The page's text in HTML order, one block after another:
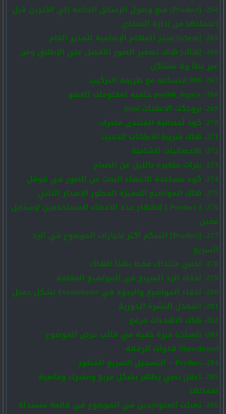
264- [Product] منع وصول الرسائل الخاصه إلي الآخرين قبل
إعتمادها من إدارة المنتدي
265- [whem] منتج المهام الإضافية للمدير العام
266- [هاك] هاك تصغير الصور الأفضل على الإطلاق ومن
غير بطأ ولا مشاكل
267- 900 ابتسامه مع طريقه التركيب
268- postbit_legacy خلفيه لمعلومات العضو
269- برودكت الاعلانات html
270- كود أحصائية المنتدى متحرك.
271- هاك شريط الاعلانات الحديث
272- الاحصائيات الشاملة
273- بنرات متغيره بالليل عن الصباح
274- كود مساعدة للاعضاء البحث عن الصور في قوقل
275- هاك المواضيع المميزة المطور الإصدار الثاني
276- [ Product ] لاظهار عدد الاعضاء المستخدمين لإستايل
معين
277- [Product] التحكم اكثر بخيارات الموضوع في الرد
السريع
278- احمي منتداك فقط بهذا الهاك
279- اخفاء الرد السريع فى المواضيع المغلقة
280- اخفاء المواضيع والردود في Forumhome بشكل جميل
281- المعدل النشرة الدورية
282- هاك الاهدءات مرقع
283- (تمبلت) ميزة خفية في قالب عرض الموضوع
Showthread لادوات الرقابة
284- Product ~ التسجيل السريع المطور
285- اعلان نصي يظهر بشكل مربع ومتحرك وخاصية
اقفالها
286- تمبلت المتواجدين في الموضوع في قائمة منسدلة